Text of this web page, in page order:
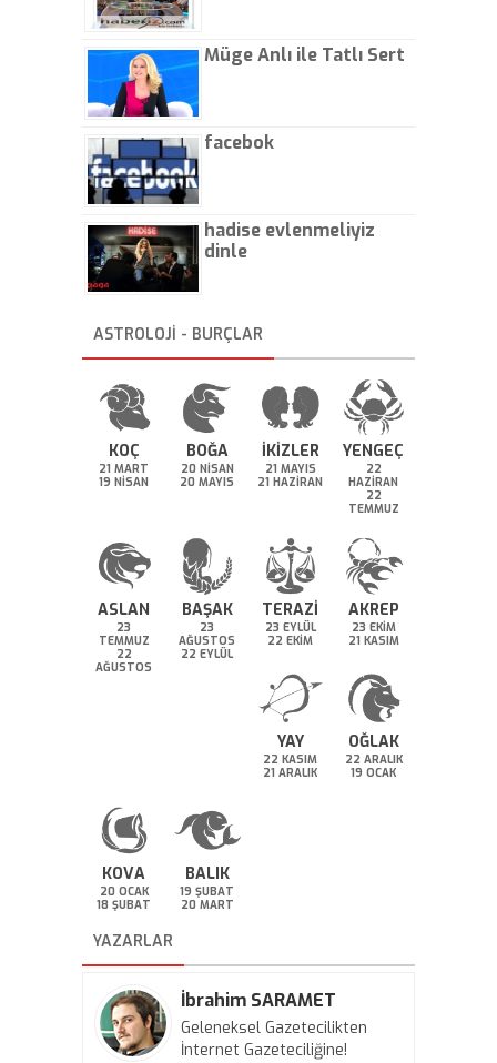
Müge Anlı ile Tatlı Sert
facebok
hadise evlenmeliyiz
dinle
ASTROLOJİ - BURÇLAR
KOÇ
21 MART
19 NİSAN
BOĞA
20 NİSAN
20 MAYIS
İKİZLER
21 MAYIS
21 HAZİRAN
YENGEÇ
22
HAZİRAN
22
TEMMUZ
ASLAN
23
TEMMUZ
22
AĞUSTOS
BAŞAK
23
AĞUSTOS
22 EYLÜL
TERAZİ
23 EYLÜL
22 EKİM
AKREP
23 EKİM
21 KASIM
YAY
22 KASIM
21 ARALIK
OĞLAK
22 ARALIK
19 OCAK
KOVA
20 OCAK
18 ŞUBAT
BALIK
19 ŞUBAT
20 MART
YAZARLAR
İbrahim SARAMET
Geleneksel Gazetecilikten
İnternet Gazeteciliğine!